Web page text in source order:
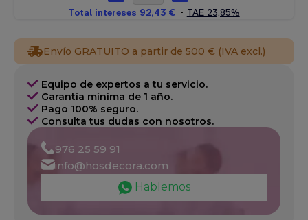
Envío GRATUITO a partir de 500 € (IVA excl.)
Equipo de expertos a tu servicio.
Garantía mínima de 1 año.
Pago 100% seguro.
Consulta tus dudas con nosotros.
976 25 59 91
info@hosdecora.com
Hablemos